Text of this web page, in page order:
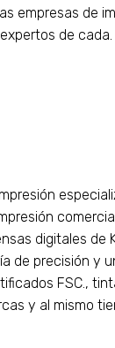
empresas de
de cada.
digitales
de precisión y
FSC.,
y al mismo